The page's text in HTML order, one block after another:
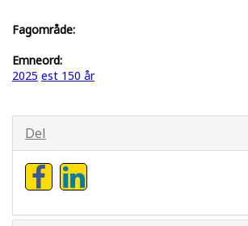
Fagområde:
Emneord:
2025 est 150 år
Del